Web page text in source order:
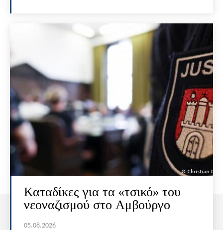
Καταδίκες για τα «τσικό» του
νεοναζισμού στο Αμβούργο
05.08.2026